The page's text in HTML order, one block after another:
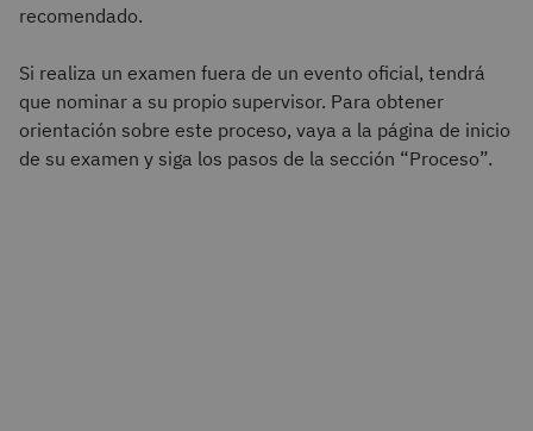
recomendado.
Si realiza un examen fuera de un evento oficial, tendrá
que nominar a su propio supervisor. Para obtener
orientación sobre este proceso, vaya a la página de inicio
de su examen y siga los pasos de la sección “Proceso”.